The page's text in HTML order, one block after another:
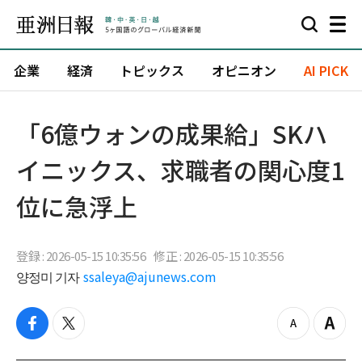
企業 経済 トピックス オピニオン AI PICK
「6億ウォンの成果給」SKハ
イニックス、求職者の関心度1
位に急浮上
登録 : 2026-05-15 10:35:56 修正 : 2026-05-15 10:35:56
양정미 기자 ssaleya@ajunews.com
f
t
z
Z